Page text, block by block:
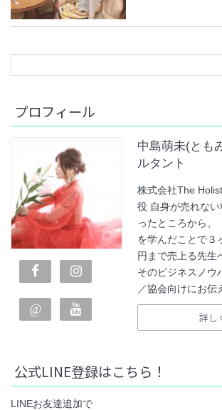
プロフィール
中島萌未(とも
ルタント
株式会社The
役 自身が売れな
ったところから、
を学んだことで３
円まで売上る先生
そのビジネスノウ
／協会向けにお伝
詳し
公式LINE登録はこちら！
LINEお友達追加で